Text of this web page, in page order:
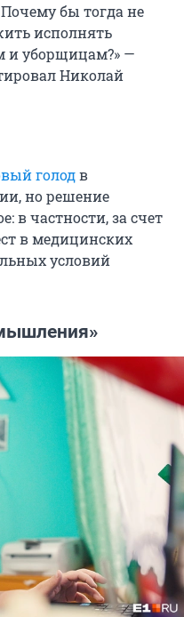
бы тогда не
исполнять
и уборщицам?» —
Николай
голодв
но решение
в частности, за счет
в медицинских
условий